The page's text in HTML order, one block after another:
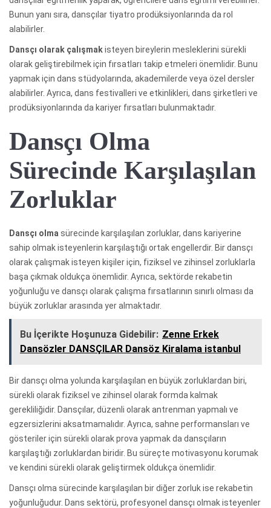
Bunun yanı sıra, dansçılar tiyatro prodüksiyonlarında da rol
alabilirler.
Dansçı olarak çalışmakisteyen bireylerin mesleklerini sürekli
olarak geliştirebilmek için fırsatları takip etmeleri önemlidir. Bunu
yapmak için dans stüdyolarında, akademilerde veya özel dersler
alabilirler. Ayrıca, dans festivalleri ve etkinlikleri, dans şirketleri ve
prodüksiyonlarında da kariyer fırsatları bulunmaktadır.
Dansçı Olma
Sürecinde Karşılaşılan
Zorluklar
Dansçı olma sürecinde karşılaşılan zorluklar, dans kariyerine
sahip olmak isteyenlerin karşılaştığı ortak engellerdir. Bir dansçı
olarak çalışmak isteyen kişiler için, fiziksel ve zihinsel zorluklarla
başa çıkmak oldukça önemlidir. Ayrıca, sektörde rekabetin
yoğunluğu ve dansçı olarak çalışma fırsatlarının sınırlı olması da
büyük zorluklar arasında yer almaktadır.
Bu İçerikte Hoşunuza Gidebilir: Zenne Erkek
Dansözler DANSÇILAR Dansöz Kiralama istanbul
Bir dansçı olma yolunda karşılaşılan en büyük zorluklardan biri,
sürekli olarak fiziksel ve zihinsel olarak formda kalmak
gerekliliğidir. Dansçılar, düzenli olarak antrenman yapmalı ve
egzersizlerini aksatmamalıdır. Ayrıca, sahne performansları ve
gösteriler için sürekli olarak prova yapmak da dansçıların
karşılaştığı zorluklardan biridir. Bu süreçte motivasyonu korumak
ve kendini sürekli olarak geliştirmek oldukça önemlidir.
Dansçı olma sürecinde karşılaşılan bir diğer zorluk ise rekabetin
yoğunluğudur. Dans sektörü, profesyonel dansçı olmak isteyenler